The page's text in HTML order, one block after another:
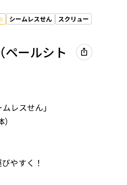
シームレスせん
スクリュー
ペールシト
レスせん」
やすく！